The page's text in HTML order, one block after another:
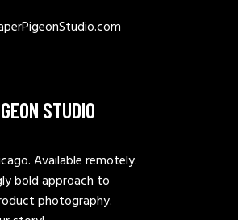
STUDIO
Available remotely.
bold approach to
photography.